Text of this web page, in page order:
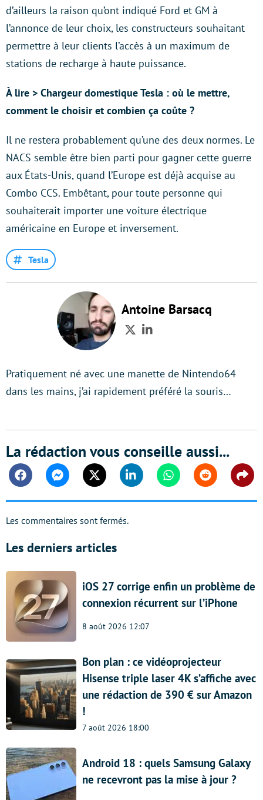
d’ailleurs la raison qu’ont indiqué Ford et GM à
l’annonce de leur choix, les constructeurs souhaitant
permettre à leur clients l’accès à un maximum de
stations de recharge à haute puissance.
À lire > Chargeur domestique Tesla : où le mettre,
comment le choisir et combien ça coûte ?
Il ne restera probablement qu’une des deux normes. Le
NACS semble être bien parti pour gagner cette guerre
aux États-Unis, quand l’Europe est déjà acquise au
Combo CCS. Embêtant, pour toute personne qui
souhaiterait importer une voiture électrique
américaine en Europe et inversement.
Tesla
Antoine Barsacq
TwitterLinkedIn
Pratiquement né avec une manette de Nintendo64
dans les mains, j’ai rapidement préféré la souris…
La rédaction vous conseille aussi...
FacebookMessengerTwitter Linkedin WhatsappReddit
Les commentaires sont fermés.
Les derniers articles
iOS 27 corrige enfin un problème de
connexion récurrent sur l’iPhone
8 août 2026 12:07
Bon plan : ce vidéoprojecteur
Hisense triple laser 4K s’affiche avec
une rédaction de 390 € sur Amazon
!
7 août 2026 18:00
Android 18 : quels Samsung Galaxy
ne recevront pas la mise à jour ?